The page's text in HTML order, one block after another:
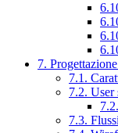
7.
7.1.
7.2. User
7.3.